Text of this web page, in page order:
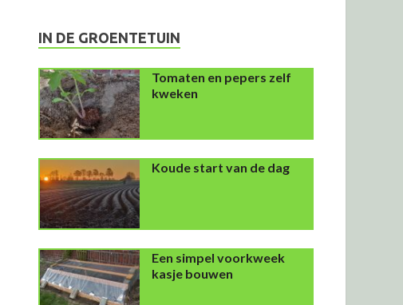
IN DE GROENTETUIN
Tomaten en pepers zelf
kweken
Koude start van de dag
Een simpel voorkweek
kasje bouwen